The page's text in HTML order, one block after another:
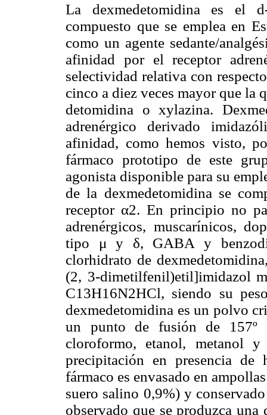
La dexmedetomidina es el
compuesto que se emplea en
como un agente sedante/
afinidad por el receptor
selectividad relativa con
cinco a diez veces mayor que la
detomidina o xylazina.
adrenérgico derivado
afinidad, como hemos visto,
fármaco prototipo de este
agonista disponible para su
de la dexmedetomidina se
receptor α2. En principio no
adrenérgicos, muscarínicos,
tipo μ y δ, GABA y
clorhidrato de
(2, 3-dimetilfenil)etil]imidazol
C13H16N2HCl, siendo su
dexmedetomidina es un polvo
un punto de fusión de 157º
cloroformo, etanol, metanol
precipitación en presencia
fármaco es envasado en
suero salino 0,9%) y
observado que se produzca